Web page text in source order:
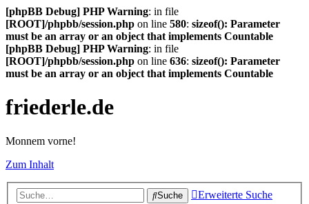
[phpBB Debug] PHP Warning: in file
[ROOT]/phpbb/session.php on line 580: sizeof(): Parameter
must be an array or an object that implements Countable
[phpBB Debug] PHP Warning: in file
[ROOT]/phpbb/session.php on line 636: sizeof(): Parameter
must be an array or an object that implements Countable
friederle.de
Monnem vorne!
Zum Inhalt
Suche Erweiterte Suche